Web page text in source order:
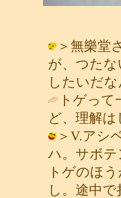
＞無樂堂
が、つた
したいだ
トゲっ
ど、理解
＞V.アシ
ハ。サボ
トゲのほ
し。途中